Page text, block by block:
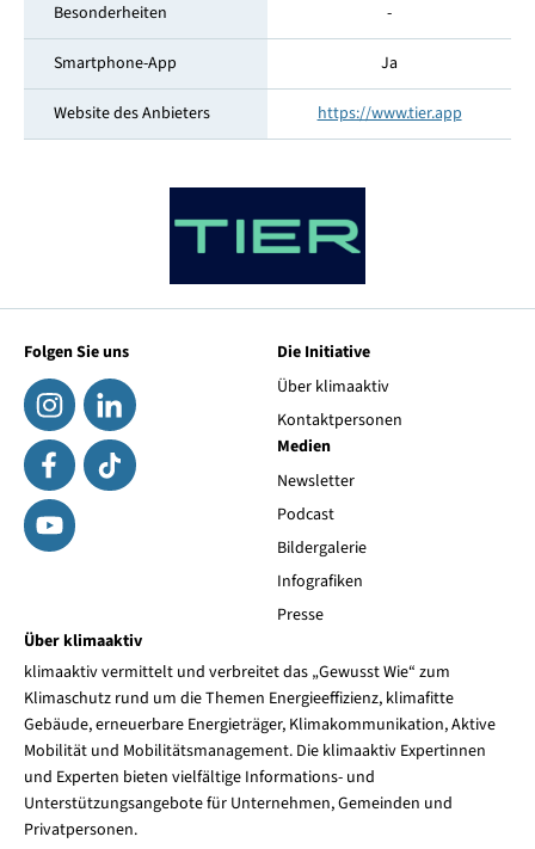
Besonderheiten -
Smartphone-App Ja
Website des Anbieters https://www.tier.app
Folgen Sie uns
Die Initiative
Über klimaaktiv
Kontaktpersonen
Medien
Newsletter
Podcast
Bildergalerie
Infografiken
Presse
Über klimaaktiv
klimaaktiv vermittelt und verbreitet das „Gewusst Wie“ zum
Klimaschutz rund um die Themen Energieeffizienz, klimafitte
Gebäude, erneuerbare Energieträger, Klimakommunikation, Aktive
Mobilität und Mobilitätsmanagement. Die klimaaktiv Expertinnen
und Experten bieten vielfältige Informations- und
Unterstützungsangebote für Unternehmen, Gemeinden und
Privatpersonen.